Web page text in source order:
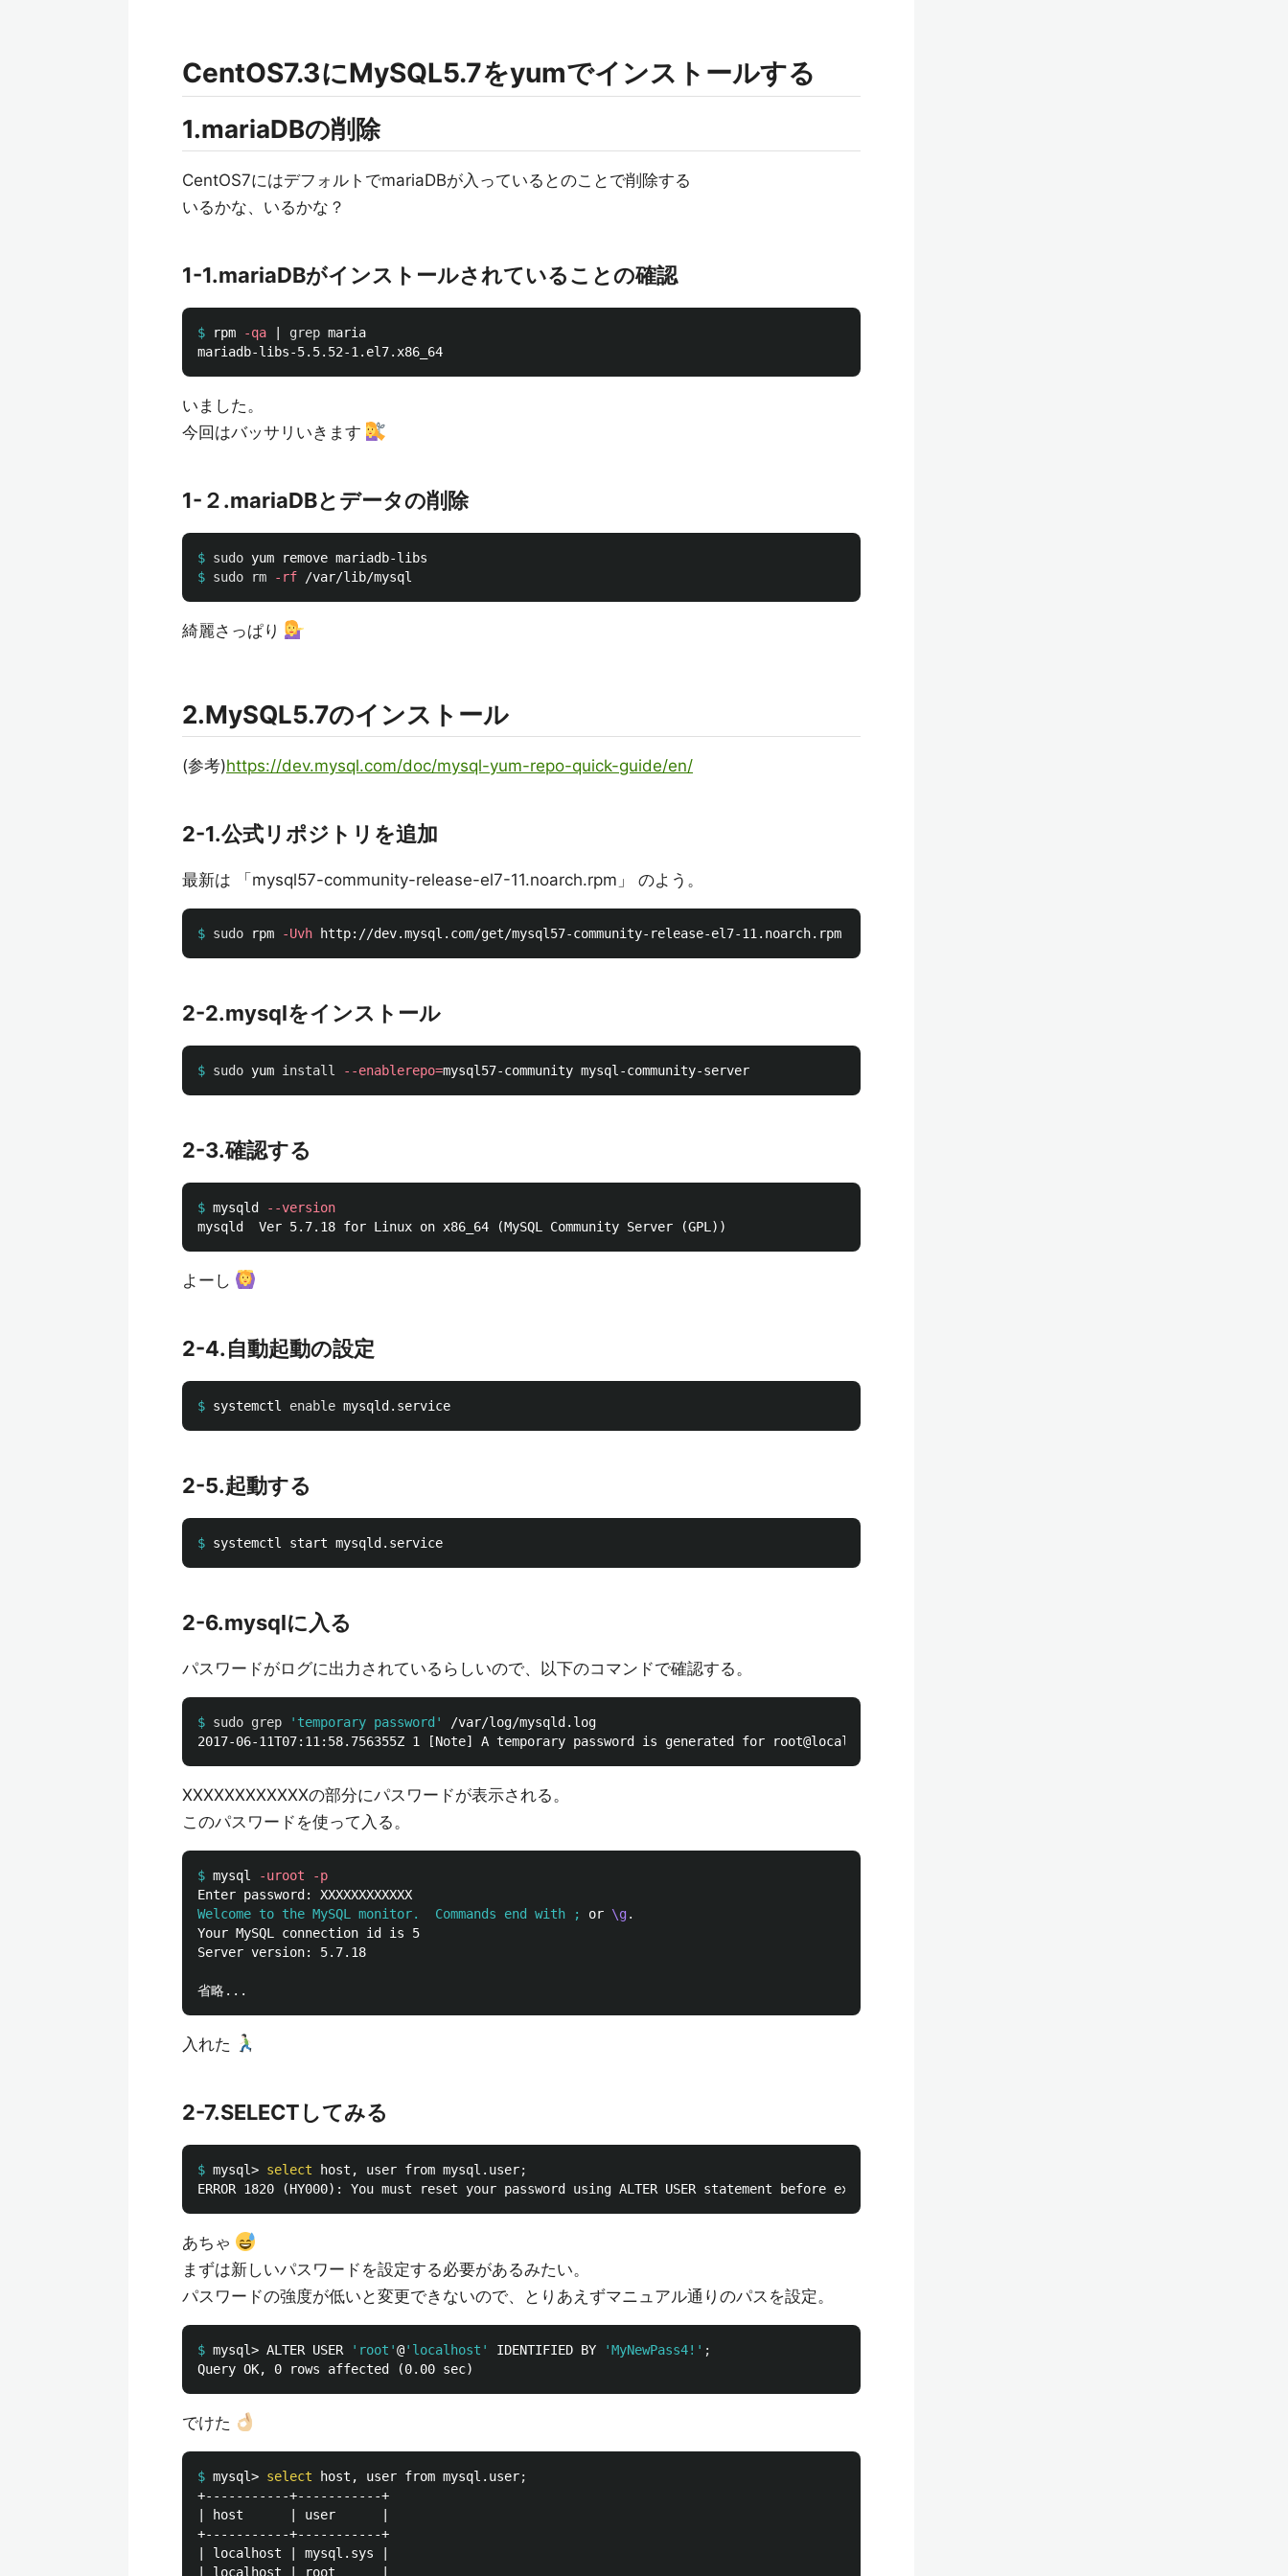
CentOS7.3にMySQL5.7をyumでインストールする
1.mariaDBの削除
CentOS7にはデフォルトでmariaDBが入っているとのことで削除する
いるかな、いるかな？
1-1.mariaDBがインストールされていることの確認
$ rpm -qa grep
いました。
今回はバッサリいきます
1-２.mariaDBとデータの削除
$ sudo
$ sudo rm -rf
綺麗さっぱり
2.MySQL5.7のインストール
(参考)https://dev.mysql.com/doc/mysql-yum-repo-quick-guide/en/
2-1.公式リポジトリを追加
最新は 「mysql57-community-release-el7-11.noarch.rpm」 のよう。
$ sudo rpm -Uvh
2-2.mysqlをインストール
$ sudo yum install --enablerepo=
2-3.確認する
$ mysqld
--version
よーし
2-4.自動起動の設定
$ systemctl enable
2-5.起動する
$
2-6.mysqlに入る
パスワードがログに出力されているらしいので、以下のコマンドで確認する。
$ sudo grep 'temporary password'
XXXXXXXXXXXXの部分にパスワードが表示される。
このパスワードを使って入る。
$ mysql -uroot
-p
Welcome to the MySQL monitor.  Commands end with ;
or \g.
Your MySQL connection id is 5
Server version: 5.7.18
入れた
2-7.SELECTしてみる
$ mysql> select host, user from mysql.user;
あちゃ
まずは新しいパスワードを設定する必要があるみたい。
パスワードの強度が低いと変更できないので、とりあえずマニュアル通りのパスを設定。
$ mysql> ALTER USER 'root'@'localhost' IDENTIFIED BY 'MyNewPass4!' ;
でけた
$ mysql> select host, user from mysql.user;
+-----------+-----------+
| host      | user      |
+-----------+-----------+
| localhost | mysql.sys |
| localhost | root      |